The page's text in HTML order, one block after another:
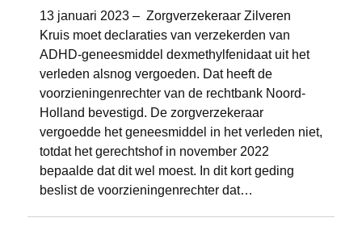
13 januari 2023 – Zorgverzekeraar Zilveren
Kruis moet declaraties van verzekerden van
ADHD-geneesmiddel dexmethylfenidaat uit het
verleden alsnog vergoeden. Dat heeft de
voorzieningenrechter van de rechtbank Noord-
Holland bevestigd. De zorgverzekeraar
vergoedde het geneesmiddel in het verleden niet,
totdat het gerechtshof in november 2022
bepaalde dat dit wel moest. In dit kort geding
beslist de voorzieningenrechter dat…